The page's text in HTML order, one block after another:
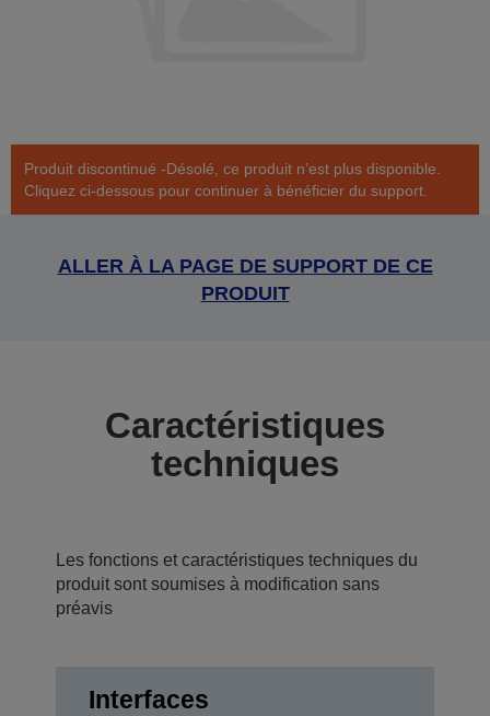
Produit discontinué -Désolé, ce produit n’est plus disponible.
Cliquez ci-dessous pour continuer à bénéficier du support.
ALLER À LA PAGE DE SUPPORT DE CE
PRODUIT
Caractéristiques
techniques
Les fonctions et caractéristiques techniques du
produit sont soumises à modification sans
préavis
Interfaces